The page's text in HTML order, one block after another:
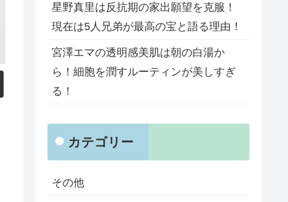
星野真里は反抗期の家出願望を克服！
現在は5人兄弟が最高の宝と語る理由！
宮澤エマの透明感美肌は朝の白湯か
ら！細胞を潤すルーティンが美しすぎ
る！
カテゴリー
その他